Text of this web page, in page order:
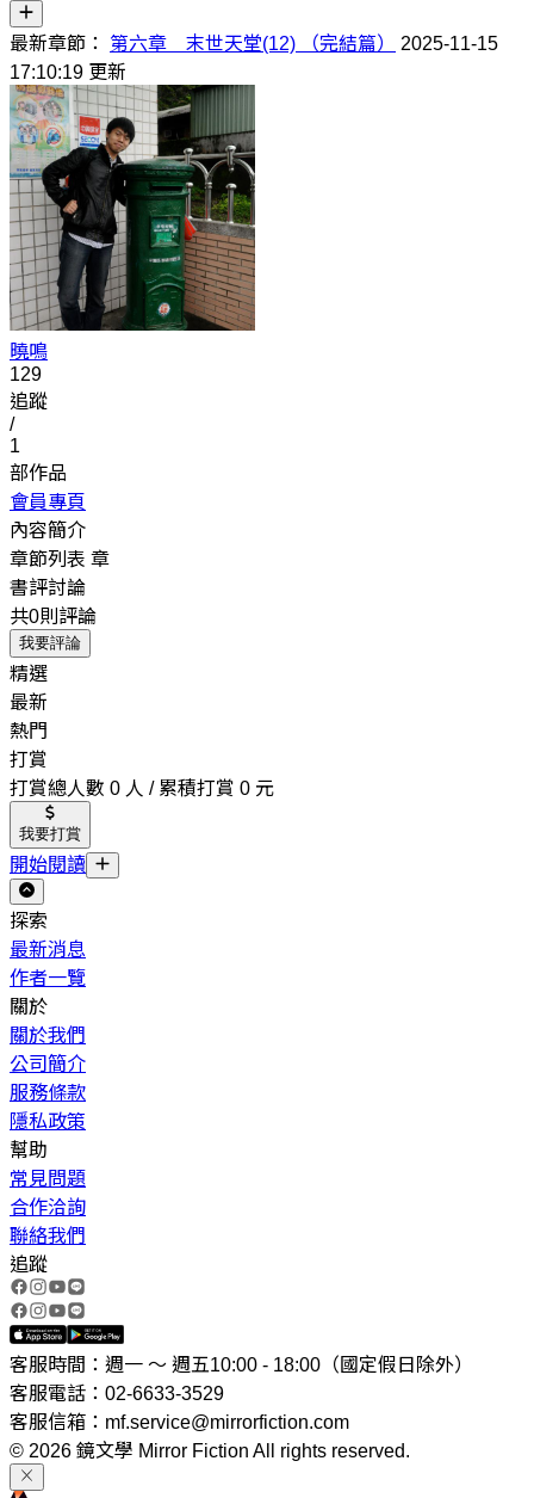
最新章節： 第六章 末世天堂(12) （完結篇）
2025-11-15
17:10:19 更新
曉鳴
129
追蹤
/
1
部作品
會員專頁
內容簡介
章節列表 章
書評討論
共0則評論
我要評論
精選
最新
熱門
打賞
打賞總人數 0 人 / 累積打賞 0 元
我要打賞
開始閱讀
探索
最新消息
作者一覽
關於
關於我們
公司簡介
服務條款
隱私政策
幫助
常見問題
合作洽詢
聯絡我們
追蹤
客服時間：週一 ～ 週五10:00 - 18:00（國定假日除外）
客服電話：02-6633-3529
客服信箱：mf.service@mirrorfiction.com
© 2026 鏡文學 Mirror Fiction All rights reserved.